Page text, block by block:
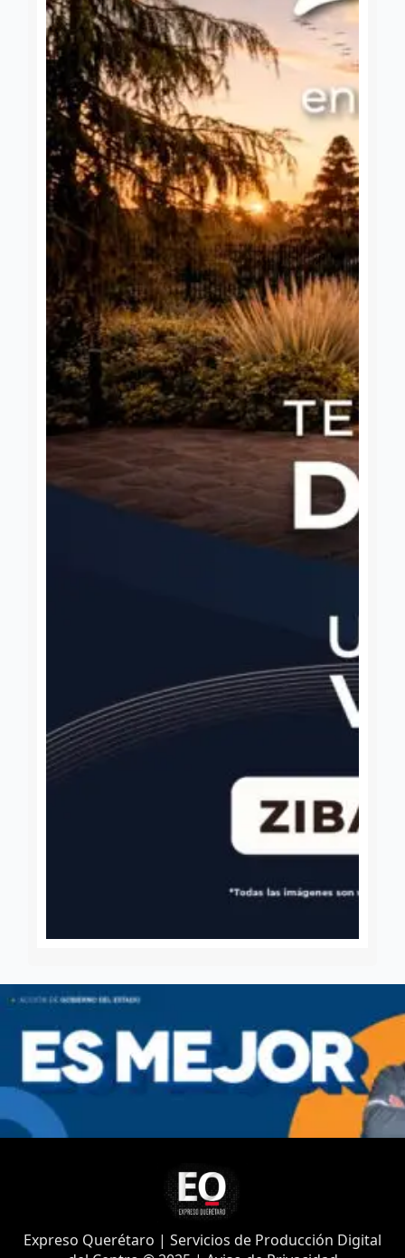
Expreso Querétaro | Servicios de Producción Digital